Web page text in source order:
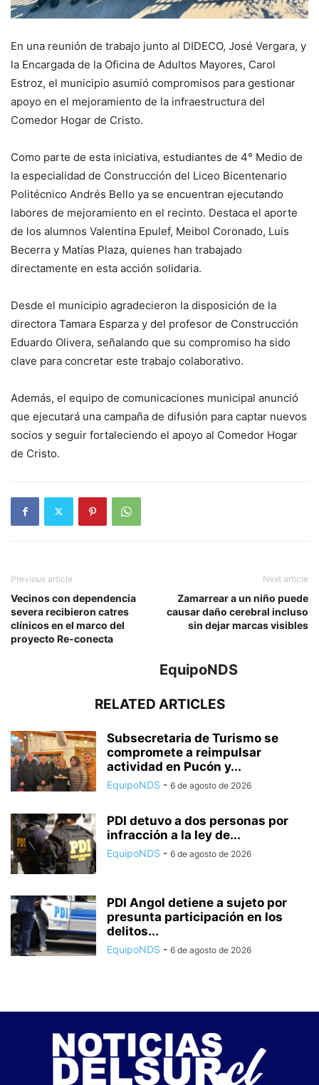
En una reunión de trabajo junto al DIDECO, José Vergara, y
la Encargada de la Oficina de Adultos Mayores, Carol
Estroz, el municipio asumió compromisos para gestionar
apoyo en el mejoramiento de la infraestructura del
Comedor Hogar de Cristo.
Como parte de esta iniciativa, estudiantes de 4° Medio de
la especialidad de Construcción del Liceo Bicentenario
Politécnico Andrés Bello ya se encuentran ejecutando
labores de mejoramiento en el recinto. Destaca el aporte
de los alumnos Valentina Epulef, Meibol Coronado, Luis
Becerra y Matías Plaza, quienes han trabajado
directamente en esta acción solidaria.
Desde el municipio agradecieron la disposición de la
directora Tamara Esparza y del profesor de Construcción
Eduardo Olivera, señalando que su compromiso ha sido
clave para concretar este trabajo colaborativo.
Además, el equipo de comunicaciones municipal anunció
que ejecutará una campaña de difusión para captar nuevos
socios y seguir fortaleciendo el apoyo al Comedor Hogar
de Cristo.
Previous article
Vecinos con dependencia
severa recibieron catres
clínicos en el marco del
proyecto Re-conecta
Next article
Zamarrear a un niño puede
causar daño cerebral incluso
sin dejar marcas visibles
EquipoNDS
RELATED ARTICLES
Subsecretaria de Turismo se
compromete a reimpulsar
actividad en Pucón y...
EquipoNDS - 6 de agosto de 2026
PDI detuvo a dos personas por
infracción a la ley de...
EquipoNDS - 6 de agosto de 2026
PDI Angol detiene a sujeto por
presunta participación en los
delitos...
EquipoNDS - 6 de agosto de 2026